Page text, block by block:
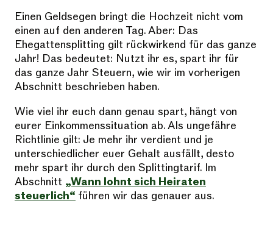
Einen Geldsegen bringt die Hochzeit nicht vom
einen auf den anderen Tag. Aber: Das
Ehegattensplitting gilt rückwirkend für das ganze
Jahr! Das bedeutet: Nutzt ihr es, spart ihr für
das ganze Jahr Steuern, wie wir im vorherigen
Abschnitt beschrieben haben.
Wie viel ihr euch dann genau spart, hängt von
eurer Einkommenssituation ab. Als ungefähre
Richtlinie gilt: Je mehr ihr verdient und je
unterschiedlicher euer Gehalt ausfällt, desto
mehr spart ihr durch den Splittingtarif. Im
Abschnitt „Wann lohnt sich Heiraten
steuerlich“ führen wir das genauer aus.